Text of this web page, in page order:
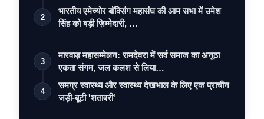
2
भारतीय एमेच्योर बॉक्सिंग महासंघ की आम सभा में उमेश
सिंह को बड़ी ज़िम्मेदारी, …
3
मारवाड़ महासम्मेलन: रामदेवरा में सर्व समाज का अनूठा
एकता संगम, जल कलश से लिया…
4
समग्र स्वास्थ्य और स्वास्थ्य देखभाल के लिए एक प्राचीन
जड़ी-बूटी 'शतावरी'